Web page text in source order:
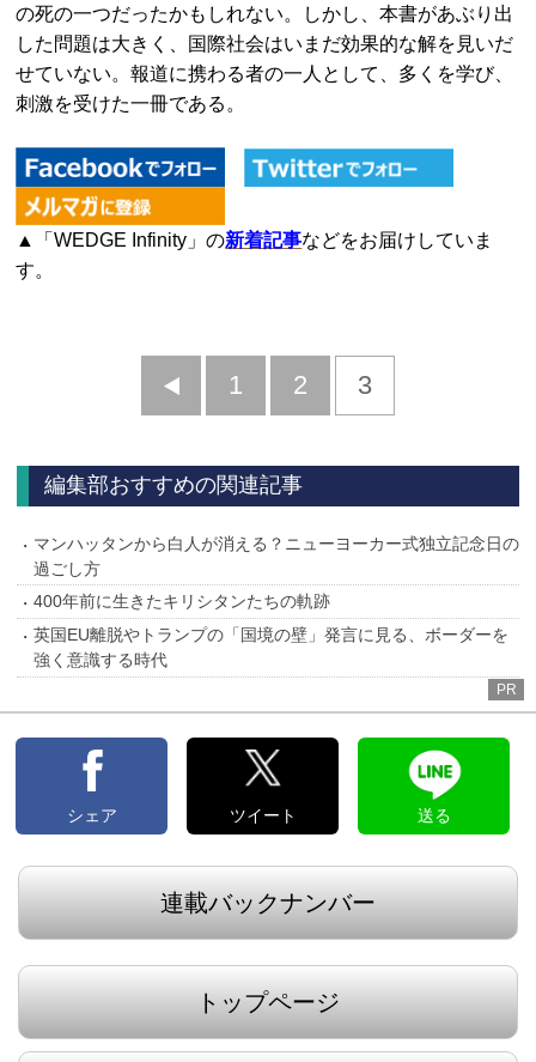
の死の一つだったかもしれない。しかし、本書があぶり出
した問題は大きく、国際社会はいまだ効果的な解を見いだ
せていない。報道に携わる者の一人として、多くを学び、
刺激を受けた一冊である。
▲「WEDGE Infinity」の新着記事などをお届けしていま
す。
前
1 2 3
編集部おすすめの関連記事
マンハッタンから白人が消える？ニューヨーカー式独立記念日の
過ごし方
400年前に生きたキリシタンたちの軌跡
英国EU離脱やトランプの「国境の壁」発言に見る、ボーダーを
強く意識する時代
PR
シェア ツイート 送る
連載バックナンバー
トップページ